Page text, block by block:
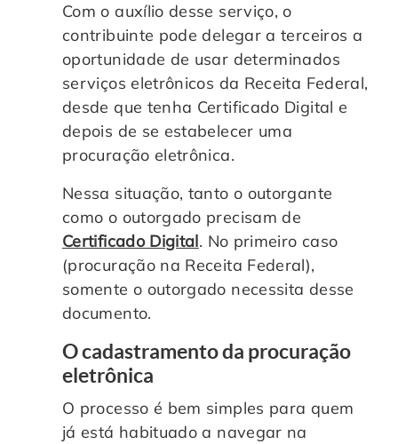
Com o auxílio desse serviço, o
contribuinte pode delegar a terceiros a
oportunidade de usar determinados
serviços eletrônicos da Receita Federal,
desde que tenha Certificado Digital e
depois de se estabelecer uma
procuração eletrônica.
Nessa situação, tanto o outorgante
como o outorgado precisam de
Certificado Digital. No primeiro caso
(procuração na Receita Federal),
somente o outorgado necessita desse
documento.
O cadastramento da procuração
eletrônica
O processo é bem simples para quem
já está habituado a navegar na